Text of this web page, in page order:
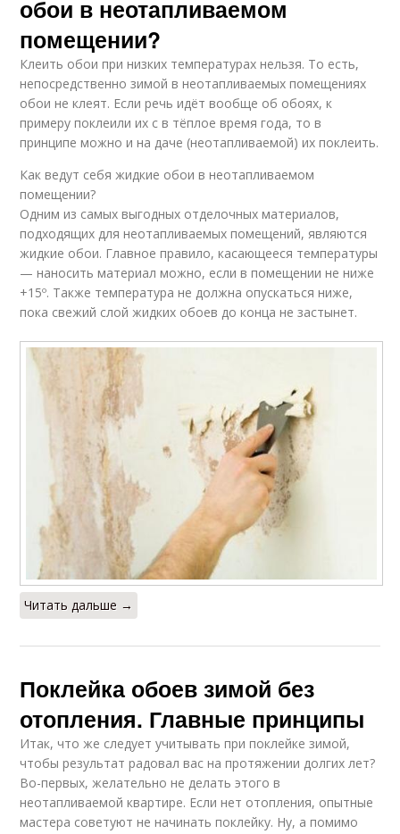
обои в неотапливаемом
помещении?
Клеить обои при низких температурах нельзя. То есть,
непосредственно зимой в неотапливаемых помещениях
обои не клеят. Если речь идёт вообще об обоях, к
примеру поклеили их с в тёплое время года, то в
принципе можно и на даче (неотапливаемой) их поклеить.
Как ведут себя жидкие обои в неотапливаемом
помещении?
Одним из самых выгодных отделочных материалов,
подходящих для неотапливаемых помещений, являются
жидкие обои. Главное правило, касающееся температуры
— наносить материал можно, если в помещении не ниже
+15º. Также температура не должна опускаться ниже,
пока свежий слой жидких обоев до конца не застынет.
Читать дальше →
Поклейка обоев зимой без
отопления. Главные принципы
Итак, что же следует учитывать при поклейке зимой,
чтобы результат радовал вас на протяжении долгих лет?
Во-первых, желательно не делать этого в
неотапливаемой квартире. Если нет отопления, опытные
мастера советуют не начинать поклейку. Ну, а помимо